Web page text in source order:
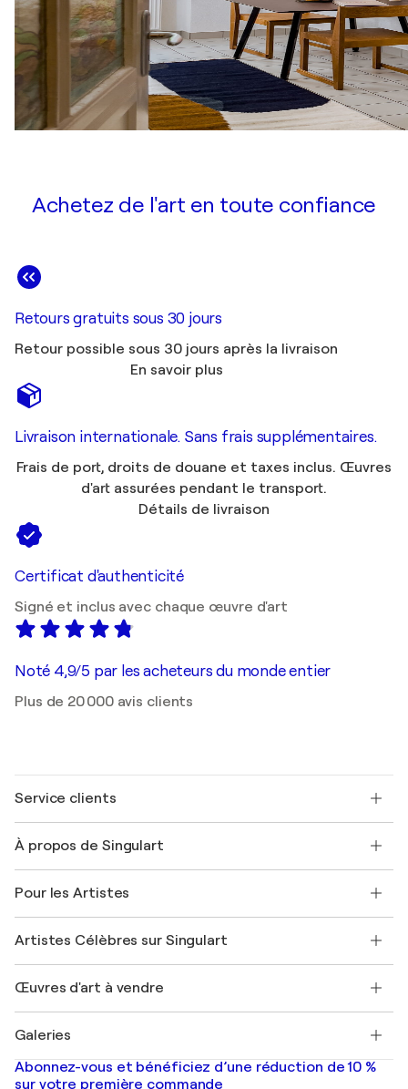
Achetez de l'art en toute confiance
Retours gratuits sous 30 jours
Retour possible sous 30 jours après la livraison
En savoir plus
Livraison internationale. Sans frais supplémentaires.
Frais de port, droits de douane et taxes inclus. Œuvres
d'art assurées pendant le transport.
Détails de livraison
Certificat d'authenticité
Signé et inclus avec chaque œuvre d'art
Noté 4,9/5 par les acheteurs du monde entier
Plus de 20 000 avis clients
Service clients
Expédition
Offrir une carte cadeau
Rejoignez notre programme commercial
Mon compte
+33 1 76 44 06 42
À propos de Singulart
FAQ
Magazine Singulart
Emplois
Découvrez une sélection d'art original
Pour les Artistes
Se connecter en tant qu'Artiste
Artistes Célèbres sur Singulart
Marc Chagall
Banksy
Mr. Brainwash
Shepard Fairey
Œuvres d'art à vendre
Tableaux abstraits à vendre
Peintures de paysage
Galeries
Galeries d'art en France
Galeries d'art en Belgique
Abonnez-vous et bénéficiez d’une réduction de 10 %
sur votre première commande